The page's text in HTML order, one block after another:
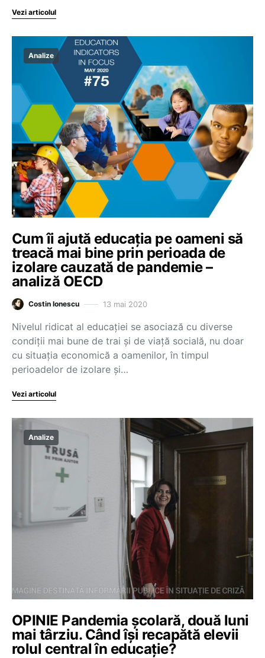
Vezi articolul
Analize
Cum îi ajută educația pe oameni să
treacă mai bine prin perioada de
izolare cauzată de pandemie –
analiză OECD
Costin Ionescu 13 mai 2020
Nivelul ridicat al educației se asociază cu diverse
condiții mai bune de trai și de viață socială, nu doar
cu situația economică a oamenilor, în timpul
perioadelor de izolare și…
Vezi articolul
Analize
OPINIE Pandemia școlară, două luni
mai târziu. Când își recapătă elevii
rolul central în educație?